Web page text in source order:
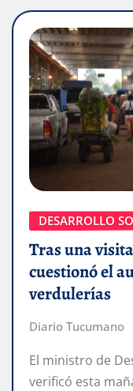
DESARROLLO
Tras una
cuestionó el
verdulerías
Diario Tucumano
El ministro de
verificó esta